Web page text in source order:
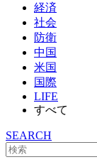
経済
社会
防衛
中国
米国
国際
LIFE
すべて
SEARCH